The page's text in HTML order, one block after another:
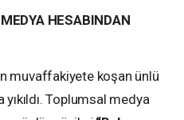
HESABINDAN
muvaffakiyete koşan ünlü
Toplumsal medya